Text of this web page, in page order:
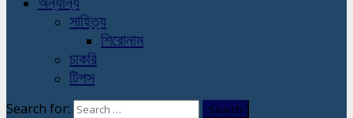
সাহিত্য
শিরোনাম
চাকরি
টিপস
Search for: